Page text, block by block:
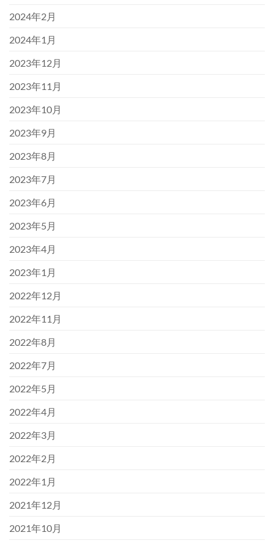
2024年2月
2024年1月
2023年12月
2023年11月
2023年10月
2023年9月
2023年8月
2023年7月
2023年6月
2023年5月
2023年4月
2023年1月
2022年12月
2022年11月
2022年8月
2022年7月
2022年5月
2022年4月
2022年3月
2022年2月
2022年1月
2021年12月
2021年10月